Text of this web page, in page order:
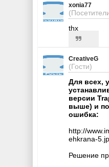
xonia77
thx
CreativeG
(Гости)
Для всех,
версии
выше) и
ошибка:
http://
ehkrana-
Решение